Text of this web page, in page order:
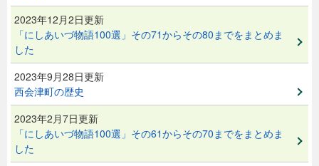
2023年12月2日更新
「にしあいづ物語100選」その71からその80までをまとめま
した
2023年9月28日更新
西会津町の歴史
2023年2月7日更新
「にしあいづ物語100選」その61からその70までをまとめま
した